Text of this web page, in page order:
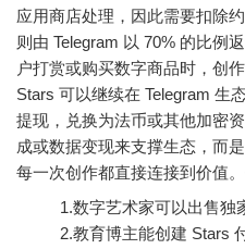
应用商店处理，因此需要扣除
则由 Telegram 以 70% 的比例
户打赏或购买数字商品时，创
Stars 可以继续在 Telegram 生
提现，兑换为法币或其他加密
成或数据变现来支撑生态，而
每一次创作都直接连接到价值。
1.数字艺术家可以出售独
2.教育博主能创建 Stars